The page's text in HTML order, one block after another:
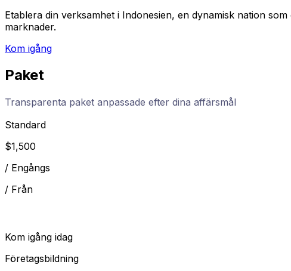
Etablera din verksamhet i Indonesien, en dynamisk nation
marknader.
Kom igång
Paket
Transparenta paket anpassade efter dina affärsmål
Standard
$1,500
/ Engångs
/ Från
Kom igång idag
Företagsbildning